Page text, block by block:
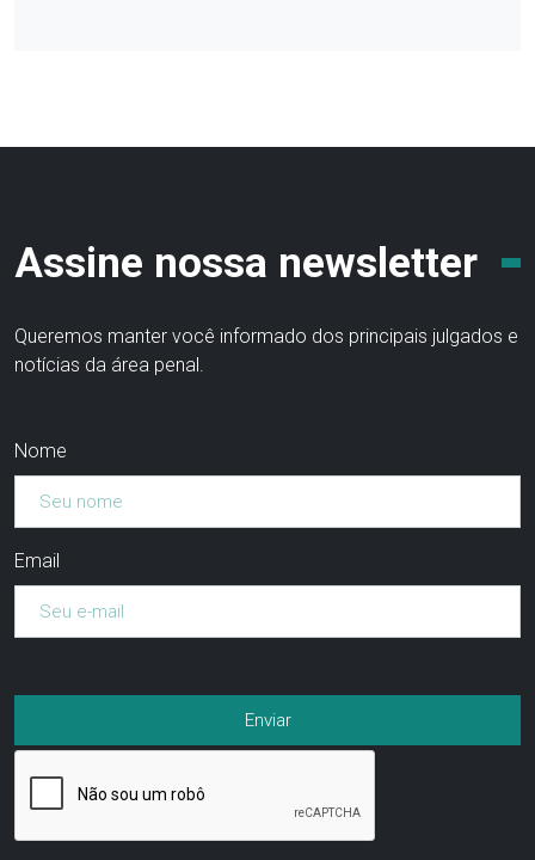
Assine nossa newsletter
Queremos manter você informado dos principais julgados e
notícias da área penal.
Nome
Email